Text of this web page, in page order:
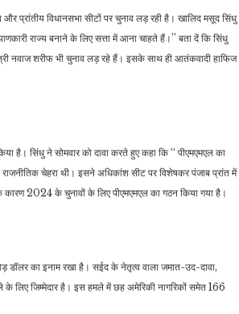
प्रांतीय विधानसभा सीटों पर चुनाव लड़ रही है। खालिद मसूद सिंधु
राज्य बनाने के लिए सत्ता में आना चाहते हैं।’’ बता दें कि सिंधु
नवाज शरीफ भी चुनाव लड़ रहे हैं। इसके साथ ही आतंकवादी हाफिज
है। सिंधु ने सोमवार को दावा करते हुए कहा कि ‘‘ पीएमएमएल का
चेहरा थी। इसने अधिकांश सीट पर विशेषकर पंजाब प्रांत में
2024 के चुनावों के लिए पीएमएमएल का गठन किया गया है।
डॉलर का इनाम रखा है। सईद के नेतृत्व वाला जमात-उद-दावा,
जिम्मेदार है। इस हमले में छह अमेरिकी नागरिकों समेत 166